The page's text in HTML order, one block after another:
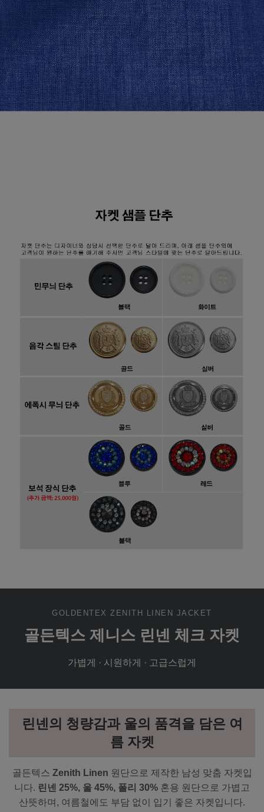
GOLDENTEX ZENITH LINEN JACKET
골든텍스 제니스 린넨 체크 자켓
가볍게 · 시원하게 · 고급스럽게
린넨의 청량감과 울의 품격을 담은 여
름 자켓
골든텍스 Zenith Linen 원단으로 제작한 남성 맞춤 자켓입
니다. 린넨 25%, 울 45%, 폴리 30% 혼용 원단으로 가볍고
산뜻하며, 여름철에도 부담 없이 입기 좋은 자켓입니다.